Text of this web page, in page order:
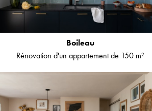
Boileau
Rénovation d'un appartement de 150 m²